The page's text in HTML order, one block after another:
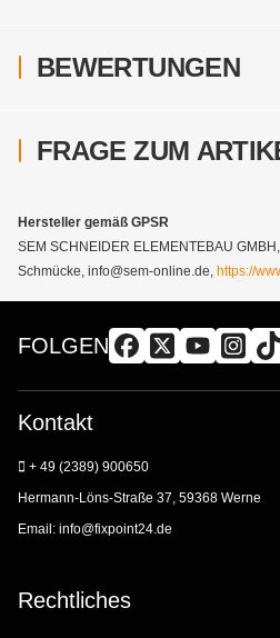
BEWERTUNGEN
FRAGE ZUM
Hersteller gemäß GPSR
SEM SCHNEIDER ELEMENTEBAU
Schmücke, info@sem-online.de, https://
FOLGEN
Kontakt
+ 49 (2389) 900650
Hermann-Löns-Straße 37, 59368 Werne
Email: info@fixpoint24.de
Rechtliches